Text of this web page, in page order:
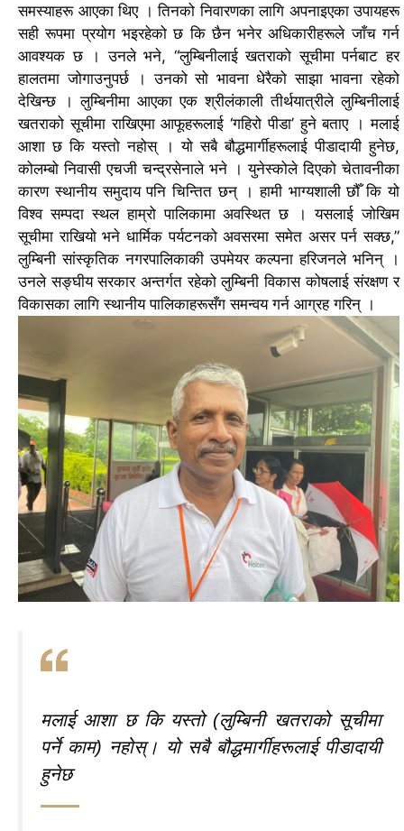
समस्याहरू आएका थिए । तिनको निवारणका लागि अपनाइएका उपायहरू
सही रूपमा प्रयोग भइरहेको छ कि छैन भनेर अधिकारीहरूले जाँच गर्न
आवश्यक छ ।उनले भने, “लुम्बिनीलाई खतराको सूचीमा पर्नबाट हर
हालतमा जोगाउनुपर्छ ।उनको सो भावना धेरैको साझा भावना रहेको
देखिन्छ ।लुम्बिनीमा आएका एक श्रीलंकाली तीर्थयात्रीले लुम्बिनीलाई
खतराको सूचीमा राखिएमा आफूहरूलाई ‘गहिरो पीडा’ हुने बताए ।मलाई
आशा छ कि यस्तो नहोस् । यो सबै बौद्धमार्गीहरूलाई पीडादायी हुनेछ,
कोलम्बो निवासी एचजी चन्द्रसेनाले भने ।युनेस्कोले दिएको चेतावनीका
कारण स्थानीय समुदाय पनि चिन्तित छन् ।हामी भाग्यशाली छौँ कि यो
विश्व सम्पदा स्थल हाम्रो पालिकामा अवस्थित छ । यसलाई जोखिम
सूचीमा राखियो भने धार्मिक पर्यटनको अवसरमा समेत असर पर्न सक्छ,”
लुम्बिनी सांस्कृतिक नगरपालिकाकी उपमेयर कल्पना हरिजनले भनिन् ।
उनले सङ्घीय सरकार अन्तर्गत रहेको लुम्बिनी विकास कोषलाई संरक्षण र
विकासका लागि स्थानीय पालिकाहरूसँग समन्वय गर्न आग्रह गरिन् ।
मलाई आशा छ कि यस्तो (लुम्बिनी खतराको सूचीमा
पर्ने काम) नहोस्। यो सबै बौद्धमार्गीहरूलाई पीडादायी
हुनेछ